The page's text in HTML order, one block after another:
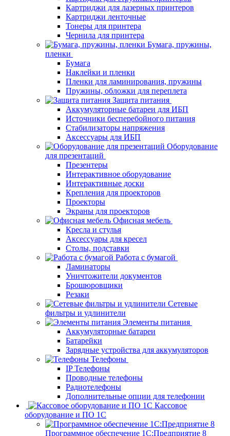
Картриджи для лазерных принтеров
Картриджи ленточные
Тонеры для принтера
Чернила для принтера
Бумага, пружины,
пленки
Бумага
Наклейки и пленки
Пленки для ламинирования, пружины
Пружины, обложки для переплета
Защита питания
Аккумуляторные батареи для ИБП
Источники бесперебойного питания
Стабилизаторы напряжения
Аксессуары для ИБП
Оборудование
для презентаций
Презентеры
Интерактивное оборудование
Интерактивные доски
Крепления для проекторов
Проекторы
Экраны для проекторов
Офисная мебель
Кресла и стулья
Аксессуары для кресел
Столы, подставки
Работа с бумагой
Ламинаторы
Уничтожители документов
Брошюровщики
Резаки
Сетевые
фильтры и удлинители
Элементы питания
Аккумуляторные батареи
Батарейки
Зарядные устройства для аккумуляторов
Телефоны
IP Телефоны
Проводные телефоны
Радиотелефоны
Дополнительные опции для телефонии
Кассовое
оборудование и ПО 1С
Программное обеспечение 1С:Предприятие 8